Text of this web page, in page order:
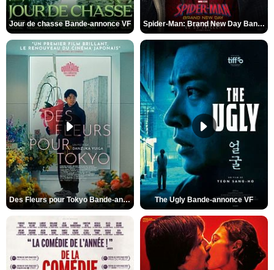
Jour de chasse Bande-annonce VF Spider-Man: Brand New Day Bande-annonce (3) VO STFR
Des Fleurs pour Tokyo Bande-annonce VO STFR The Ugly Bande-annonce VF